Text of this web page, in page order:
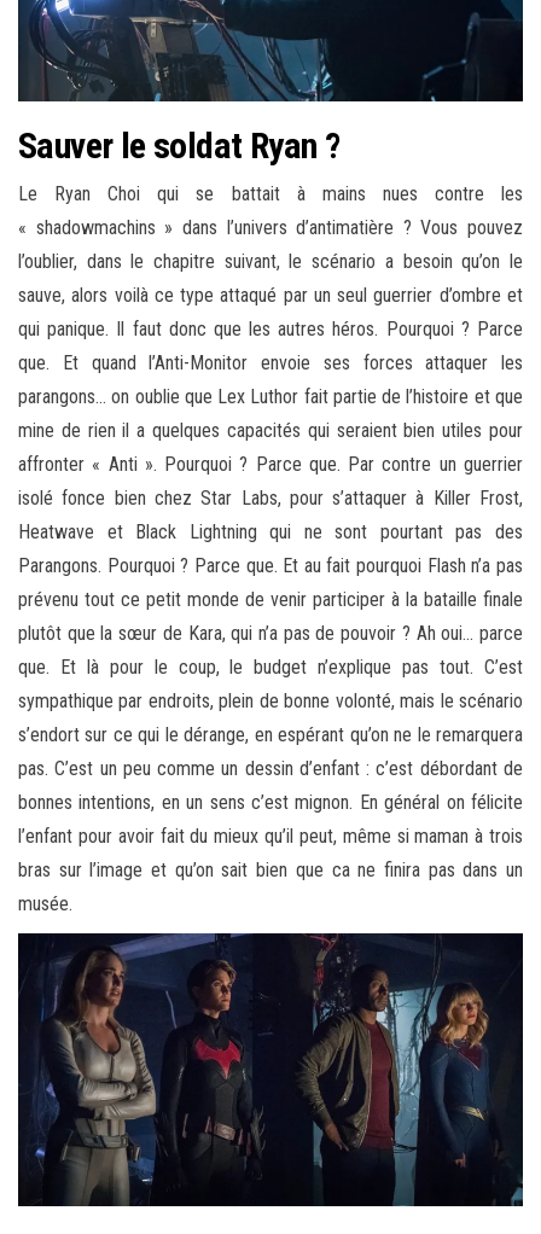
Sauver le soldat Ryan ?
Le Ryan Choi qui se battait à mains nues contre les
« shadowmachins » dans l’univers d’antimatière ? Vous pouvez
l’oublier, dans le chapitre suivant, le scénario a besoin qu’on le
sauve, alors voilà ce type attaqué par un seul guerrier d’ombre et
qui panique. Il faut donc que les autres héros. Pourquoi ? Parce
que. Et quand l’Anti-Monitor envoie ses forces attaquer les
parangons… on oublie que Lex Luthor fait partie de l’histoire et que
mine de rien il a quelques capacités qui seraient bien utiles pour
affronter « Anti ». Pourquoi ? Parce que. Par contre un guerrier
isolé fonce bien chez Star Labs, pour s’attaquer à Killer Frost,
Heatwave et Black Lightning qui ne sont pourtant pas des
Parangons. Pourquoi ? Parce que. Et au fait pourquoi Flash n’a pas
prévenu tout ce petit monde de venir participer à la bataille finale
plutôt que la sœur de Kara, qui n’a pas de pouvoir ? Ah oui… parce
que. Et là pour le coup, le budget n’explique pas tout. C’est
sympathique par endroits, plein de bonne volonté, mais le scénario
s’endort sur ce qui le dérange, en espérant qu’on ne le remarquera
pas. C’est un peu comme un dessin d’enfant : c’est débordant de
bonnes intentions, en un sens c’est mignon. En général on félicite
l’enfant pour avoir fait du mieux qu’il peut, même si maman à trois
bras sur l’image et qu’on sait bien que ca ne finira pas dans un
musée.